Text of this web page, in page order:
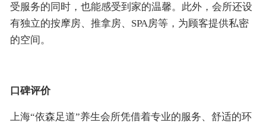
受服务的同时，也能感受到家的温馨。此外，会所还设
有独立的按摩房、推拿房、SPA房等，为顾客提供私密
的空间。
口碑评价
上海“依森足道”养生会所凭借着专业的服务、舒适的环